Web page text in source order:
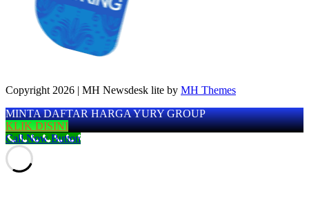
Copyright 2026 | MH Newsdesk lite by MH Themes
MINTA DAFTAR HARGA YURY GROUP
KLIK DISINI
Call Now Button